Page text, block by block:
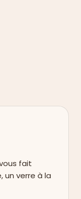
fait
un verre à la